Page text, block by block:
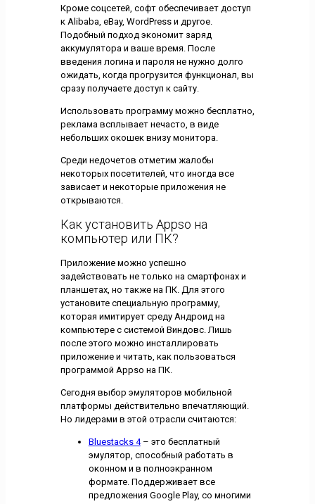
Кроме соцсетей, софт обеспечивает доступ
к Alibaba, eBay, WordPress и другое.
Подобный подход экономит заряд
аккумулятора и ваше время. После
введения логина и пароля не нужно долго
ожидать, когда прогрузится функционал, вы
сразу получаете доступ к сайту.
Использовать программу можно бесплатно,
реклама всплывает нечасто, в виде
небольших окошек внизу монитора.
Среди недочетов отметим жалобы
некоторых посетителей, что иногда все
зависает и некоторые приложения не
открываются.
Как установить Appso на
компьютер или ПК?
Приложение можно успешно
задействовать не только на смартфонах и
планшетах, но также на ПК. Для этого
установите специальную программу,
которая имитирует среду Андроид на
компьютере с системой Виндовс. Лишь
после этого можно инсталлировать
приложение и читать, как пользоваться
программой Appso на ПК.
Сегодня выбор эмуляторов мобильной
платформы действительно впечатляющий.
Но лидерами в этой отрасли считаются:
Bluestacks 4– это бесплатный
эмулятор, способный работать в
оконном и в полноэкранном
формате. Поддерживает все
предложения Google Play, со многими